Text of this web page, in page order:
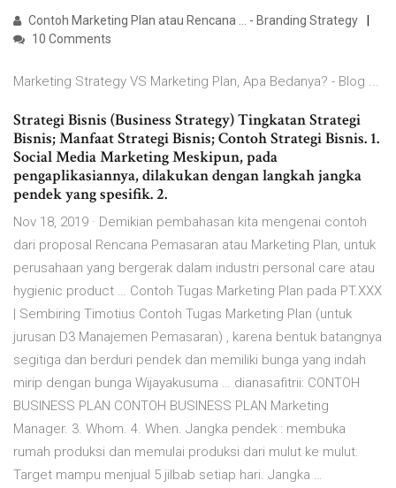
Contoh Marketing Plan atau Rencana ... - Branding Strategy
10 Comments
Marketing Strategy VS Marketing Plan, Apa Bedanya? - Blog ...
Strategi Bisnis (Business Strategy) Tingkatan Strategi
Bisnis; Manfaat Strategi Bisnis; Contoh Strategi Bisnis. 1.
Social Media Marketing Meskipun, pada
pengaplikasiannya, dilakukan dengan langkah jangka
pendek yang spesifik. 2.
Nov 18, 2019 · Demikian pembahasan kita mengenai contoh
dari proposal Rencana Pemasaran atau Marketing Plan, untuk
perusahaan yang bergerak dalam industri personal care atau
hygienic product … Contoh Tugas Marketing Plan pada PT.XXX
| Sembiring Timotius Contoh Tugas Marketing Plan (untuk
jurusan D3 Manajemen Pemasaran) , karena bentuk batangnya
segitiga dan berduri pendek dan memiliki bunga yang indah
mirip dengan bunga Wijayakusuma … dianasafitrii: CONTOH
BUSINESS PLAN CONTOH BUSINESS PLAN Marketing
Manager. 3. Whom. 4. When. Jangka pendek : membuka
rumah produksi dan memulai produksi dari mulut ke mulut.
Target mampu menjual 5 jilbab setiap hari. Jangka …